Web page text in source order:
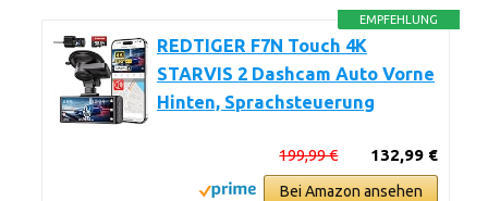
EMPFEHLUNG
REDTIGER F7N Touch 4K
STARVIS 2 Dashcam Auto Vorne
Hinten, Sprachsteuerung
132,99 €
199,99 €
Bei Amazon ansehen